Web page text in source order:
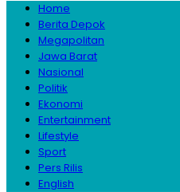
Home
Berita Depok
Megapolitan
Jawa Barat
Nasional
Politik
Ekonomi
Entertainment
Lifestyle
Sport
Pers Rilis
English